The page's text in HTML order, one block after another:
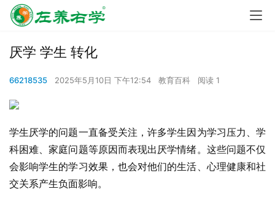
厌学 学生 转化
66218535 2025年5月10日 下午12:54 教育百科 阅读 1
学生厌学的问题一直备受关注，许多学生因为学习压力、学
科困难、家庭问题等原因而表现出厌学情绪。这些问题不仅
会影响学生的学习效果，也会对他们的生活、心理健康和社
交关系产生负面影响。